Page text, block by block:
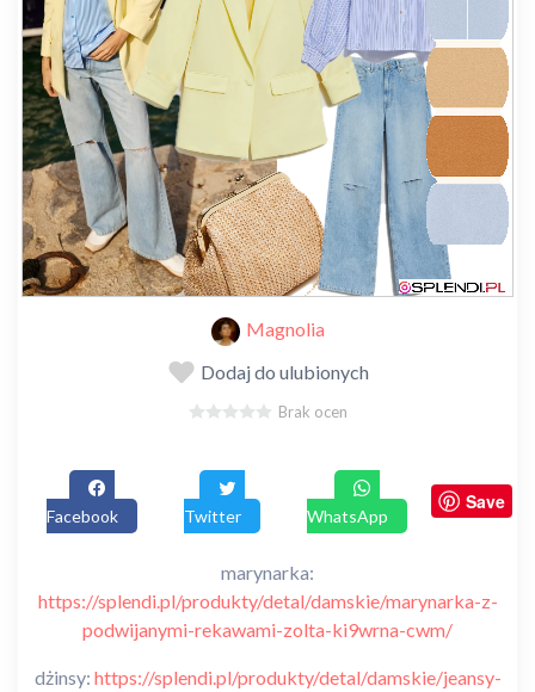
Magnolia
Dodaj do ulubionych
Brak ocen
Facebook Twitter WhatsApp
Save
marynarka:
https://splendi.pl/produkty/detal/damskie/marynarka-z-
podwijanymi-rekawami-zolta-ki9wrna-cwm/
dżinsy: https://splendi.pl/produkty/detal/damskie/jeansy-